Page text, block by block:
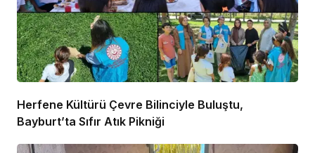
Herfene Kültürü Çevre Bilinciyle Buluştu,
Bayburt’ta Sıfır Atık Pikniği